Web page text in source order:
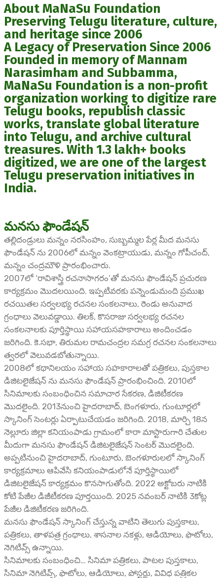
About MaNaSu Foundation
Preserving Telugu literature, culture,
and heritage since 2006
A Legacy of Preservation Since 2006
Founded in memory of Mannam
Narasimham and Subbamma,
MaNaSu Foundation is a non-profit
organization working to digitize rare
Telugu books, republish classic
works, translate global literature
into Telugu, and archive cultural
treasures. With 1.3 lakh+ books
digitized, we are one of the largest
Telugu preservation initiatives in
India.
మనసు ఫౌండేషన్
తల్లిదండ్రులు మన్నం నరసింహం, సుబ్బమ్మల పేర్ల మీద మనసు
ఫౌండేషన్ ను 2006లో మన్నం వెంకట్రాయుడు, మన్నం గోపీచంద్,
మన్నం చంద్రమౌళి ప్రారంభించారు.
2007లో ‘రావిశాస్త్రి రచనాసాగరం’తో మనసు ఫౌండేషన్ ప్రచురణ
కార్యక్రమం మొదలయింది. ఇప్పటివరకు పన్నెండుమంది ప్రముఖ
రచయితల సర్వలభ్య రచనల సంకలనాలు, రెండు అనువాద
గ్రంధాలు వెలువడ్డాయి. తిలక్, కొసరాజు సర్వలభ్య రచనల
సంకలనాలకు పూర్తిస్థాయి సహాయసహకారాలు అందించడం
జరిగింది. కె.సభా, తిరుమల రామచంద్రల సమగ్ర రచనల సంకలనాలు
త్వరలో వెలువడబోతున్నాయి.
2008లో కథానిలయం సహాయ సహకారాలతో పత్రికలు, పుస్తకాల
డిజిటలైజేషన్ ను మనసు ఫౌండేషన్ ప్రారంభించింది. 2010లో
సినిమాలకు సంబంధించిన సమాచార సేకరణ, డిజిటీకరణ
మొదలైంది. 2013నుంచి హైదరాబాద్, బెంగళూరు, గుంటూర్లలో
స్కానింగ్ సెంటర్లు ఏర్పాటుచేయడం జరిగింది. 2018, మార్చి 18న
నెల్లూరు జిల్లా కనియంపాడు గ్రామంలో కారా మాస్టారుగారి చేతుల
మీదుగా మనసు ఫౌండేషన్ డిజిటలైజేషన్ సెంటర్ మొదలైంది.
అప్పటినుంచి హైదరాబాద్, గుంటూరు, బెంగళూరులలో స్కానింగ్
కార్యక్రమాలు ఆపివేసి కనియంపాడులోనే పూర్తిస్థాయిలో
డిజిటలైజేషన్ కార్యక్రమం కొనసాగుతోంది. 2022 అక్టోబరు నాటికి
కోటి పేజీల డిజీటీకరణ పూర్తయింది. 2025 నవంబర్ నాటికి 3కోట్ల
పేజీల డిజిటీకరణ జరిగింది.
మనసు ఫౌండేషన్ స్కానింగ్ చేస్తున్న వాటిని తెలుగు పుస్తకాలు,
పత్రికలు, తాళపత్ర గ్రంథాలు, శాసనాల నకళ్లు, ఆడియోలు, ఫొటోలు,
నెగిటివ్స్ ఉన్నాయి.
సినిమాలకు సంబంధించి… సినిమా పత్రికలు, పాటల పుస్తకాలు,
సినిమా నెగిటివ్స్, ఫొటోలు, ఆడియోలు, పోస్టర్లు, వివిధ పత్రికల